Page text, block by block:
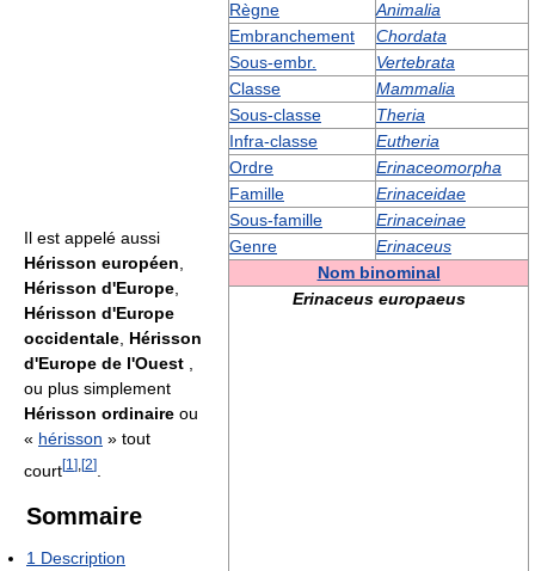
Règne
Animalia
Embranchement
Chordata
Sous-embr.
Vertebrata
Classe
Mammalia
Sous-classe
Theria
Infra-classe
Eutheria
Ordre
Erinaceomorpha
Famille
Erinaceidae
Sous-famille
Erinaceinae
Genre
Erinaceus
Nom binominal
Erinaceus europaeus
Il est appelé aussi
Hérisson européen
Hérisson d'Europe
Hérisson d'Europe
occidentale Hérisson
d'Europe de l'Ouest
ou plus simplement
Hérisson ordinaire ou
« hérisson » tout
court[1 ] [2]
Sommaire
1 Description